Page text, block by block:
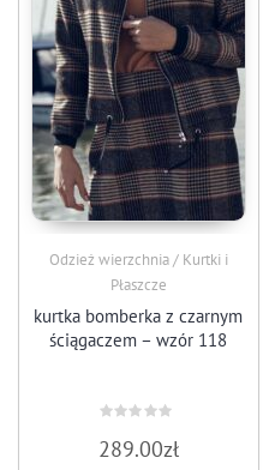
Odzież wierzchnia / Kurtki i
Płaszcze
kurtka bomberka z czarnym
ściągaczem – wzór 118
0
na
289.00zł